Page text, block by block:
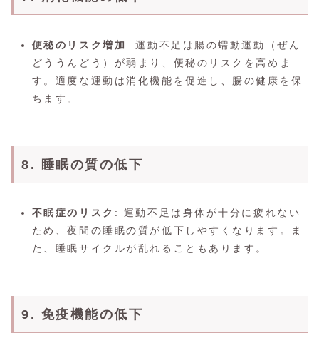
便秘のリスク増加 : 運動不足は腸の蠕動運動（ぜん
どううんどう）が弱まり、便秘のリスクを高めま
す。適度な運動は消化機能を促進し、腸の健康を保
ちます。
8. 睡眠の質の低下
不眠症のリスク : 運動不足は身体が十分に疲れない
ため、夜間の睡眠の質が低下しやすくなります。ま
た、睡眠サイクルが乱れることもあります。
9. 免疫機能の低下